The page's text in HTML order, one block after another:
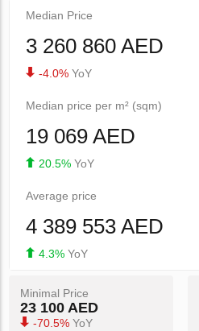
Median Price
3 260 860 AED
-4.0% YoY
Median price per m² (sqm)
19 069 AED
20.5% YoY
Average price
4 389 553 AED
4.3% YoY
Minimal Price
23 100 AED
-70.5% YoY